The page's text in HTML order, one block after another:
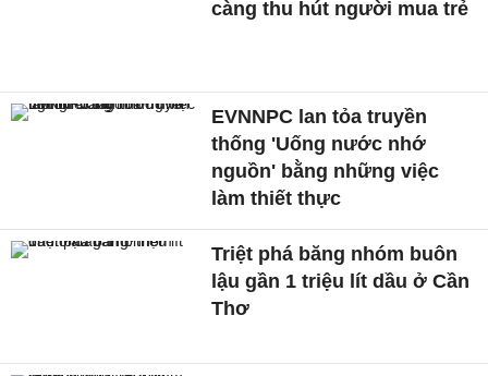
càng thu hút người mua trẻ
EVNNPC lan tỏa truyền
thống 'Uống nước nhớ
nguồn' bằng những việc
làm thiết thực
Triệt phá băng nhóm buôn
lậu gần 1 triệu lít dầu ở Cần
Thơ